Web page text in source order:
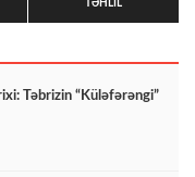
TƏHLIL
Təbrizin “Küləfərəngi”